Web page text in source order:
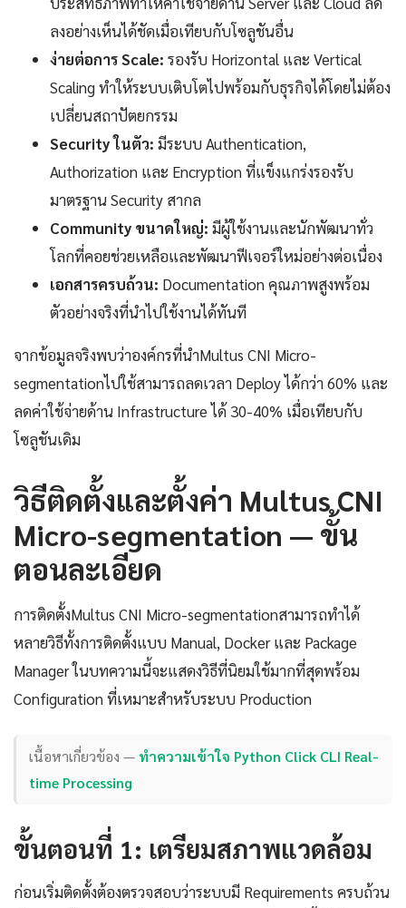
ลงอย่างเห็นได้ชัดเมื่อเทียบกับโซลูชันอื่น
ง่ายต่อการ Scale: รองรับ Horizontal และ Vertical
Scaling ทำให้ระบบเติบโตไปพร้อมกับธุรกิจได้โดยไม่ต้อง
เปลี่ยนสถาปัตยกรรม
Security ในตัว: มีระบบ Authentication,
Authorization และ Encryption ที่แข็งแกร่งรองรับ
มาตรฐาน Security สากล
Community ขนาดใหญ่: มีผู้ใช้งานและนักพัฒนาทั่ว
โลกที่คอยช่วยเหลือและพัฒนาฟีเจอร์ใหม่อย่างต่อเนื่อง
เอกสารครบถ้วน: Documentation คุณภาพสูงพร้อม
ตัวอย่างจริงที่นำไปใช้งานได้ทันที
จากข้อมูลจริงพบว่าองค์กรที่นำMultus CNI Micro-
segmentationไปใช้สามารถลดเวลา Deploy ได้กว่า 60% และ
ลดค่าใช้จ่ายด้าน Infrastructure ได้ 30-40% เมื่อเทียบกับ
โซลูชันเดิม
วิธีติดตั้งและตั้งค่า Multus CNI
Micro-segmentation — ขั้น
ตอนละเอียด
การติดตั้งMultus CNI Micro-segmentationสามารถทำได้
หลายวิธีทั้งการติดตั้งแบบ Manual, Docker และ Package
Manager ในบทความนี้จะแสดงวิธีที่นิยมใช้มากที่สุดพร้อม
Configuration ที่เหมาะสำหรับระบบ Production
เนื้อหาเกี่ยวข้อง — ทำความเข้าใจ Python Click CLI Real-
time Processing
ขั้นตอนที่ 1: เตรียมสภาพแวดล้อม
ก่อนเริ่มติดตั้งต้องตรวจสอบว่าระบบมี Requirements ครบถ้วน